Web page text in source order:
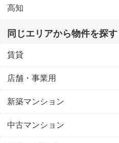
高知
同じエリアから物件を探す
賃貸
店舗・事業用
新築マンション
中古マンション